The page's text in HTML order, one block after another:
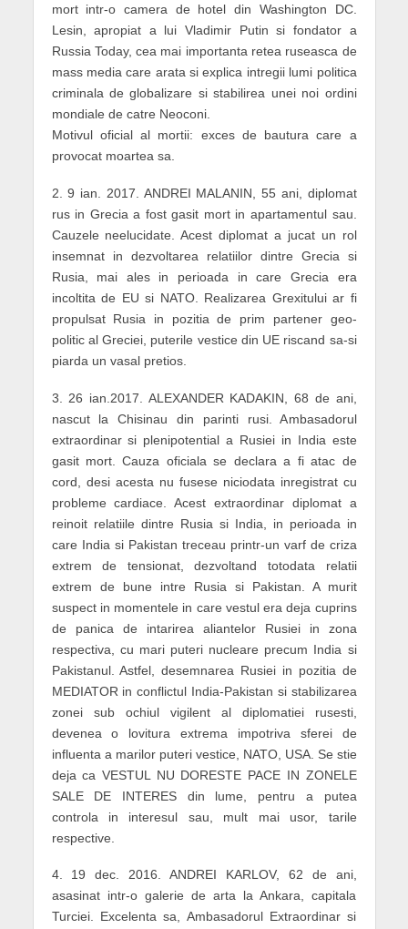
mort intr-o camera de hotel din Washington DC.
Lesin, apropiat a lui Vladimir Putin si fondator a
Russia Today, cea mai importanta retea ruseasca de
mass media care arata si explica intregii lumi politica
criminala de globalizare si stabilirea unei noi ordini
mondiale de catre Neoconi.
Motivul oficial al mortii: exces de bautura care a
provocat moartea sa.
2. 9 ian. 2017. ANDREI MALANIN, 55 ani, diplomat
rus in Grecia a fost gasit mort in apartamentul sau.
Cauzele neelucidate. Acest diplomat a jucat un rol
insemnat in dezvoltarea relatiilor dintre Grecia si
Rusia, mai ales in perioada in care Grecia era
incoltita de EU si NATO. Realizarea Grexitului ar fi
propulsat Rusia in pozitia de prim partener geo-
politic al Greciei, puterile vestice din UE riscand sa-si
piarda un vasal pretios.
3. 26 ian.2017. ALEXANDER KADAKIN, 68 de ani,
nascut la Chisinau din parinti rusi. Ambasadorul
extraordinar si plenipotential a Rusiei in India este
gasit mort. Cauza oficiala se declara a fi atac de
cord, desi acesta nu fusese niciodata inregistrat cu
probleme cardiace. Acest extraordinar diplomat a
reinoit relatiile dintre Rusia si India, in perioada in
care India si Pakistan treceau printr-un varf de criza
extrem de tensionat, dezvoltand totodata relatii
extrem de bune intre Rusia si Pakistan. A murit
suspect in momentele in care vestul era deja cuprins
de panica de intarirea aliantelor Rusiei in zona
respectiva, cu mari puteri nucleare precum India si
Pakistanul. Astfel, desemnarea Rusiei in pozitia de
MEDIATOR in conflictul India-Pakistan si stabilizarea
zonei sub ochiul vigilent al diplomatiei rusesti,
devenea o lovitura extrema impotriva sferei de
influenta a marilor puteri vestice, NATO, USA. Se stie
deja ca VESTUL NU DORESTE PACE IN ZONELE
SALE DE INTERES din lume, pentru a putea
controla in interesul sau, mult mai usor, tarile
respective.
4. 19 dec. 2016. ANDREI KARLOV, 62 de ani,
asasinat intr-o galerie de arta la Ankara, capitala
Turciei. Excelenta sa, Ambasadorul Extraordinar si